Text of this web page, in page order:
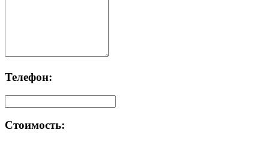
Телефон:
Стоимость: